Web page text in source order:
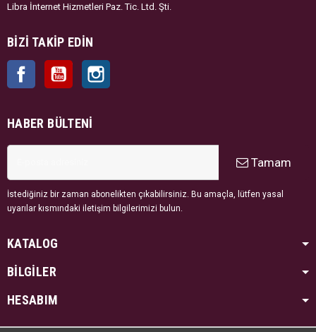
Libra İnternet Hizmetleri Paz. Tic. Ltd. Şti.
BIZI TAKIP EDIN
Facebook YouTube
HABER BÜLTENI
Tamam
İstediğiniz bir zaman abonelikten çıkabilirsiniz. Bu amaçla, lütfen yasal
uyarılar kısmındaki iletişim bilgilerimizi bulun.
KATALOG
BİLGİLER
HESABIM